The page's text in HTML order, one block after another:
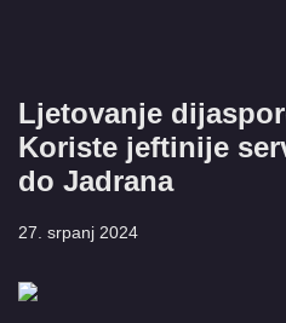
Ljetovanje
Koriste jeftinije
do Jadrana
27. srpanj 2024